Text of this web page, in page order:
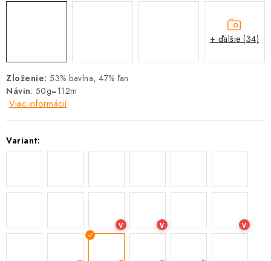
Zloženie: 53% bavlna, 47% ľan
Návin: 50g=112m
Viac informácií
Variant:
V V V
+ ďalšie (34)